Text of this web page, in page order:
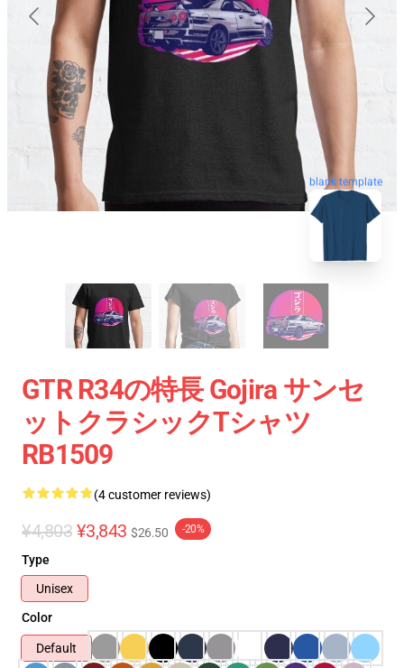
blank template
GTR R34の特長 Gojira サンセ
ットクラシックTシャツ
RB1509
(4 customer reviews)
¥4,803 ¥3,843 $26.50 -20%
Type
Unisex
Color
Default